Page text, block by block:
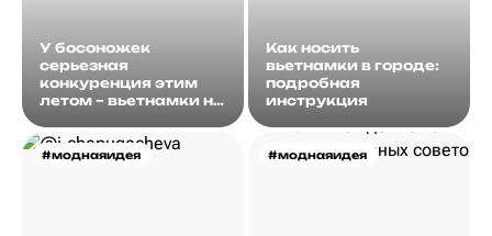
У босоножек
серьезная
конкуренция этим
летом – вьетнамки на
всех!
Как носить
вьетнамки в городе:
подробная
инструкция
#моднаяидея #моднаяидея